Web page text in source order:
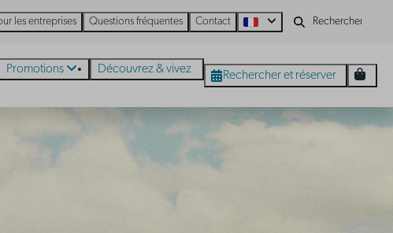
les entreprises Questions fréquentes Contact
Promotions Découvrez & vivez Rechercher et réserver